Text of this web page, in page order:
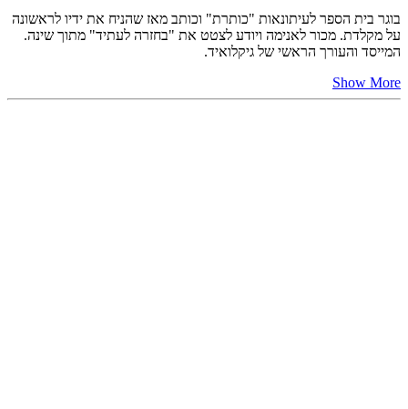
בוגר בית הספר לעיתונאות "כותרת" וכותב מאז שהניח את ידיו לראשונה
על מקלדת. מכור לאנימה ויודע לצטט את "בחזרה לעתיד" מתוך שינה.
המייסד והעורך הראשי של גיקלואיד.
Show More